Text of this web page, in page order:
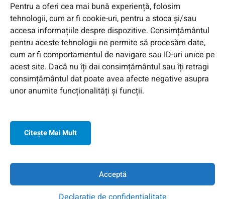
Pentru a oferi cea mai bună experiență, folosim
tehnologii, cum ar fi cookie-uri, pentru a stoca și/sau
accesa informațiile despre dispozitive. Consimțământul
pentru aceste tehnologii ne permite să procesăm date,
cum ar fi comportamentul de navigare sau ID-uri unice pe
acest site. Dacă nu îți dai consimțământul sau îți retragi
consimțământul dat poate avea afecte negative asupra
unor anumite funcționalități și funcții.
Citeşte Mai Mult
Acceptă
© 2026 Toate Drepturile Rezervate de Genway Romania